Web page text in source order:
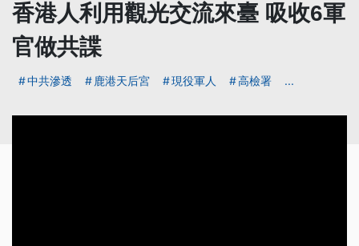
香港人利用觀光交流來臺 吸收6軍
官做共諜
中共滲透 鹿港天后宮 現役軍人 高檢署 ...